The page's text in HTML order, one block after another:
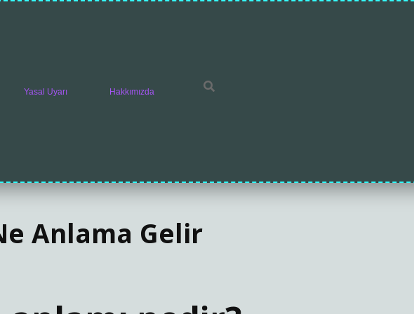
Yasal Uyarı Hakkımızda
Anlama Gelir